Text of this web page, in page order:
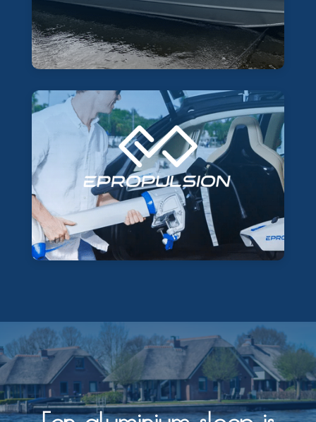
Leest meer
Leest meer